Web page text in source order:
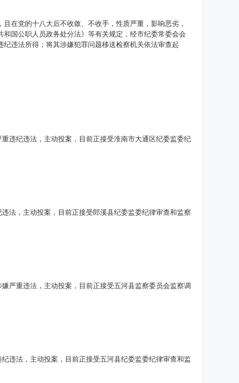
在党的十八大后不收敛、不收手，性质严重，影响恶劣，
国公职人员政务处分法》等有关规定，经市纪委常委会会
违法所得；将其涉嫌犯罪问题移送检察机关依法审查起
违纪违法，主动投案，目前正接受淮南市大通区纪委监委纪
法，主动投案，目前正接受郎溪县纪委监委纪律审查和监察
严重违法，主动投案，目前正接受五河县监察委员会监察调
违法，主动投案，目前正接受五河县纪委监委纪律审查和监